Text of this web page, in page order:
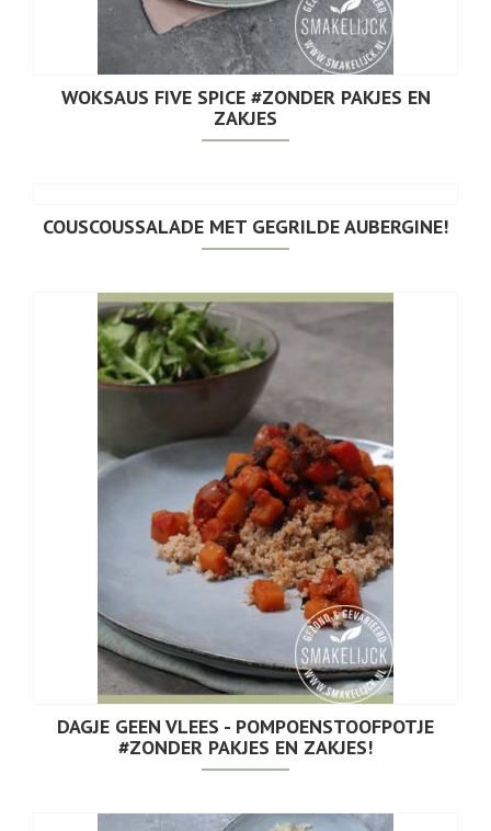
WOKSAUS FIVE SPICE #ZONDER PAKJES EN
ZAKJES
COUSCOUSSALADE MET GEGRILDE AUBERGINE!
DAGJE GEEN VLEES - POMPOENSTOOFPOTJE
#ZONDER PAKJES EN ZAKJES!